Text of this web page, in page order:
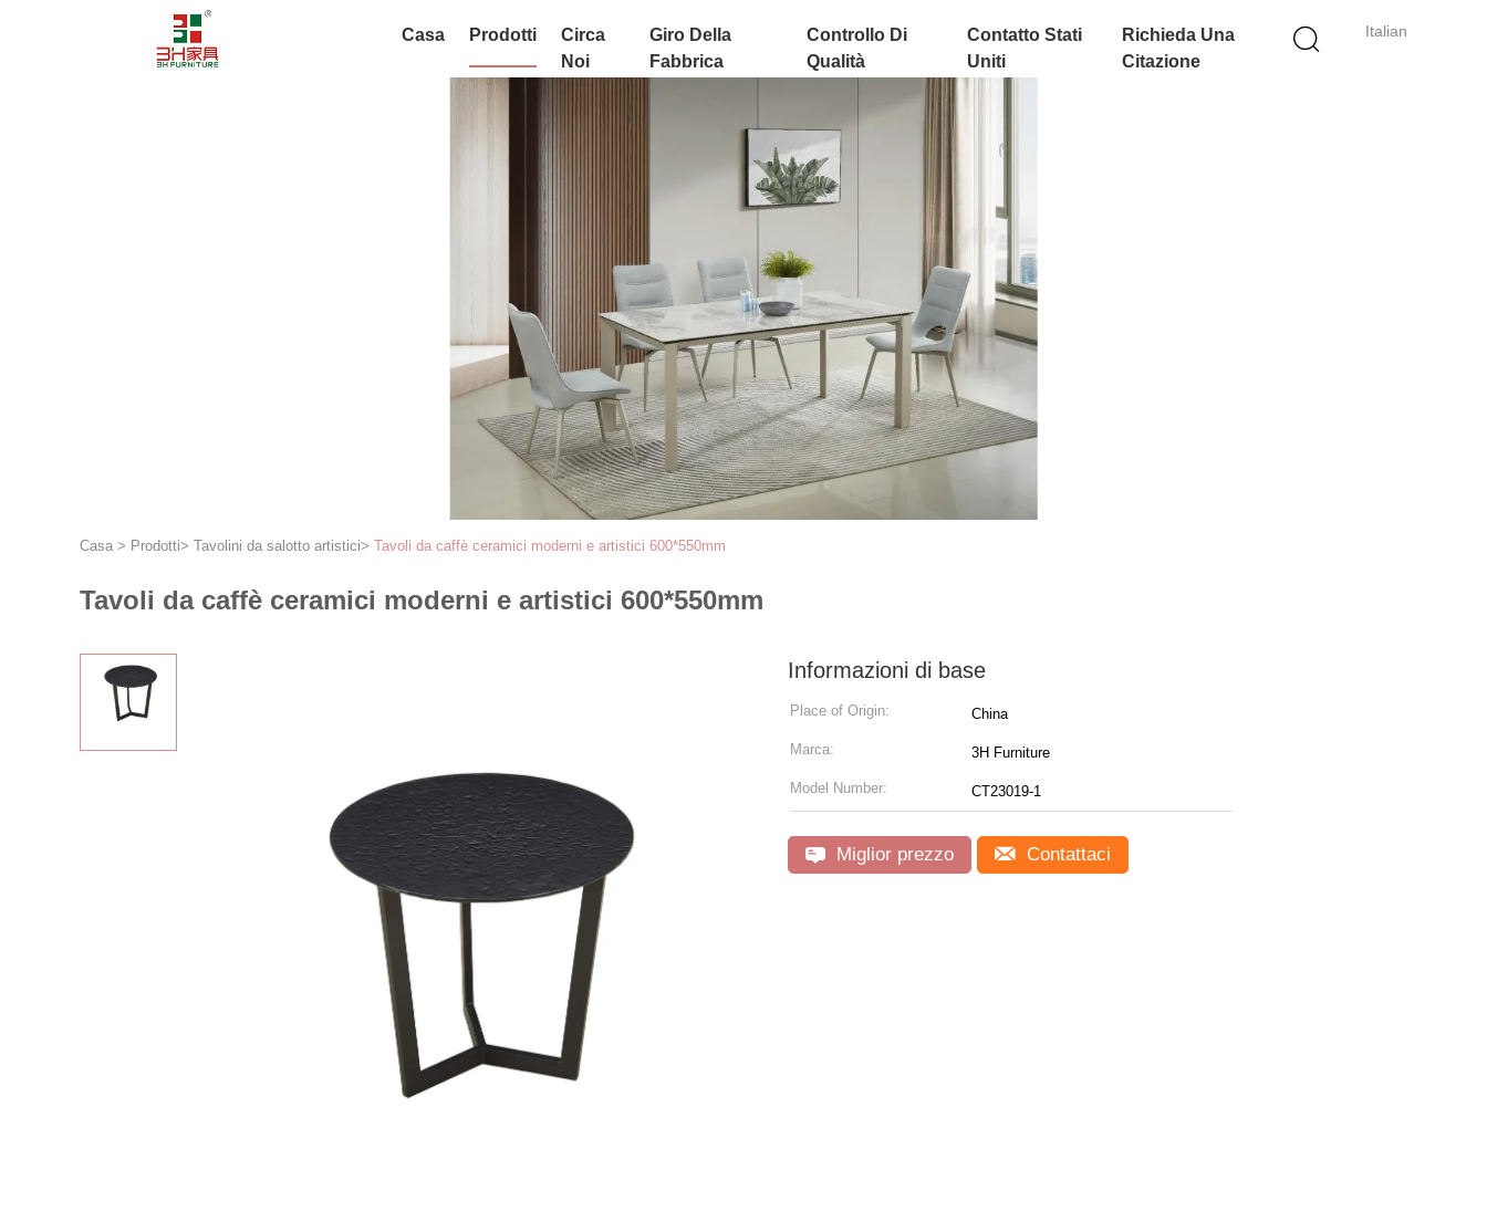
Italian
Casa Prodotti
Circa
Noi
Giro Della
Fabbrica
Controllo Di
Qualità
Contatto Stati
Uniti
Richieda Una
Citazione
Casa > Prodotti> Tavolini da salotto artistici> Tavoli da caffè ceramici moderni e artistici 600*550mm
Tavoli da caffè ceramici moderni e artistici 600*550mm
Informazioni di base
Place of Origin: China
Marca: 3H Furniture
Model Number: CT23019-1
Miglior prezzo Contattaci